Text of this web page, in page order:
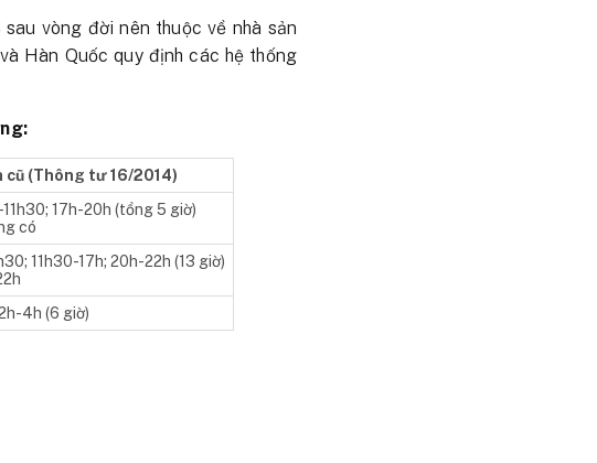
vòng đời nên thuộc về nhà sản
Hàn Quốc quy định các hệ thống
cũ (Thông tư 16/2014)
17h-20h (tổng 5 giờ)
có
11h30-17h; 20h-22h (13 giờ)
4h (6 giờ)